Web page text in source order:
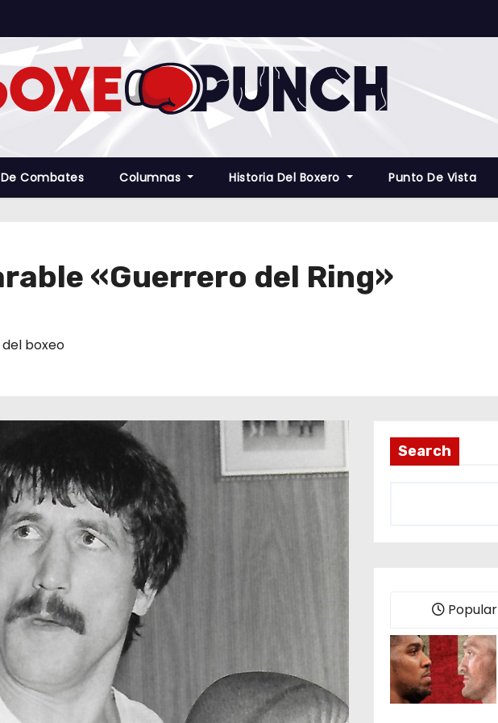
Combates Columnas Historia Del Boxero Punto De Vista
«Guerrero del Ring»
boxeo
Search
Popular